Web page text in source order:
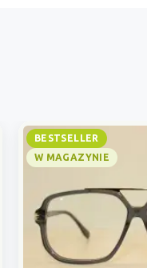
BESTSELLER
W MAGAZYNIE